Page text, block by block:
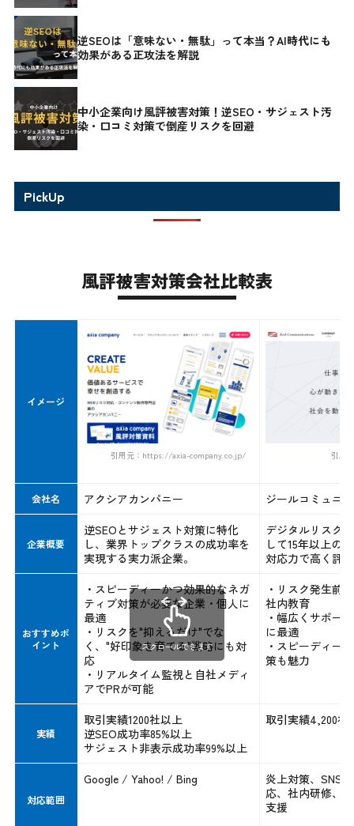
逆SEOは「意味ない・無駄」って本当？AI時代にも
効果がある正攻法を解説
中小企業向け風評被害対策！逆SEO・サジェスト汚
染・口コミ対策で倒産リスクを回避
PickUp
風評被害対策会社比較表
イメージ
引用元：https://axia-company.co.jp/ 引用
会社名 アクシアカンパニー ジールコミュニ
企業概要
逆SEOとサジェスト対策に特化
し、業界トップクラスの成功率を
実現する実力派企業。
デジタルリスク
して15年以上の
対応力で高く評価
おすすめポ
イント
・スピーディーかつ効果的なネガ
ティブ対策が必要な企業・個人に
最適
・リスクを"抑えるだけ"でな
く、"好印象を育てる"戦略にも対
応
・リアルタイム監視と自社メディ
アでPRが可能
・リスク発生前
社内教育
・幅広くサポー
に最適
・スピーディー
策も魅力
実績
取引実績1200社以上
逆SEO成功率85%以上
サジェスト非表示成功率99%以上
取引実績4,200社
対応範囲
Google / Yahoo! / Bing
炎上対策、SNS
応、社内研修、
支援
スクロールできます